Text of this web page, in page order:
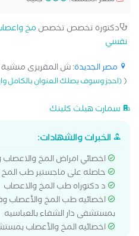
دكتورة تخصص تخصص مخ
نفسي
مصر الجديدة: ش المقريزى منشية
((احجز وسوف يصلك العنوان بالكامل
سمارت هيلث كلينك
الخبرات والشهادات:
اخصائي امراض المخ
حاصله على ماجستير طب
د دكتوراه طب المخ والاعصاب
اخصائيه طب المخ والأعصاب
بمستشفى دار الشفاء بالعباسيه
اخصائيه المخ والأعصاب